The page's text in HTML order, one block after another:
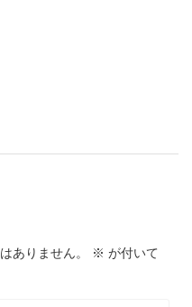
ありません。 ※ が付いて